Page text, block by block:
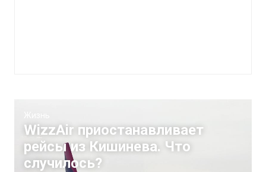
WizzAir приостанавливает
рейсы из Кишинева. Что
случилось?